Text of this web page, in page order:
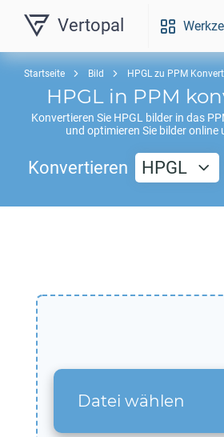
Vertopal
Startseite Bild HPGL zu PPM
HPGL in PPM
Konvertieren Sie HPGL bilder in das
und optimieren Sie bilder online
Konvertieren HPGL
Datei wählen